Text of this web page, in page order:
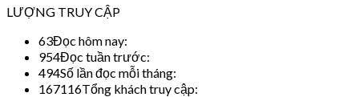
LƯỢNG TRUY CẬP
63Đọc hôm nay:
954Đọc tuần trước:
494Số lần đọc mỗi tháng:
167116Tổng khách truy cập: